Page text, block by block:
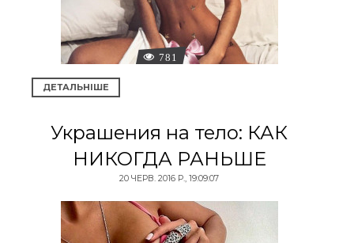
781
ДЕТАЛЬНІШЕ
Украшения на тело: КАК
НИКОГДА РАНЬШЕ
20 ЧЕРВ. 2016 Р., 19:09:07